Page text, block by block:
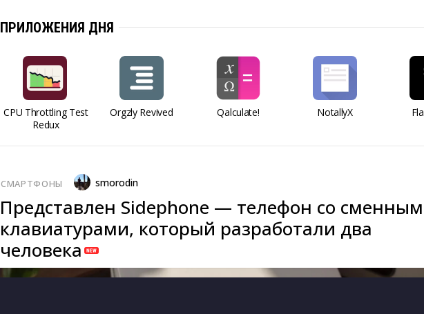
ПРИЛОЖЕНИЯ ДНЯ
CPU Throttling Test
Redux
Orgzly Revived Qalculate! NotallyX
СМАРТФОНЫ smorodin
Представлен Sidephone — телефон со
клавиатурами, который разработали два
человека